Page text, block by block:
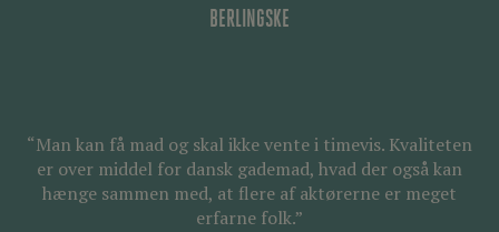
BERLINGSKE
“Man kan få mad og skal ikke vente i timevis. Kvaliteten
er over middel for dansk gademad, hvad der også kan
hænge sammen med, at flere af aktørerne er meget
erfarne folk.”